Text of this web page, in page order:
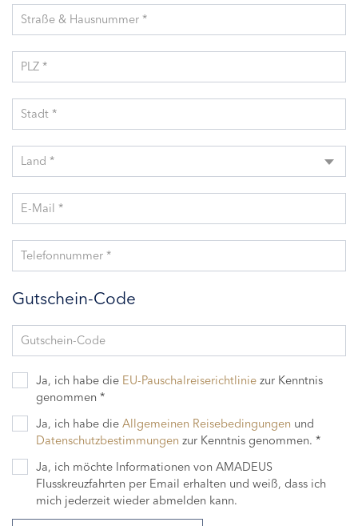
Straße & Hausnummer *
PLZ *
Stadt *
Land *
E-Mail *
Telefonnummer *
Gutschein-Code
Gutschein-Code
Ja, ich habe die EU-Pauschalreiserichtlinie zur Kenntnis
genommen *
Ja, ich habe die Allgemeinen Reisebedingungen und
Datenschutzbestimmungen zur Kenntnis genommen. *
Ja, ich möchte Informationen von AMADEUS
Flusskreuzfahrten per Email erhalten und weiß, dass ich
mich jederzeit wieder abmelden kann.